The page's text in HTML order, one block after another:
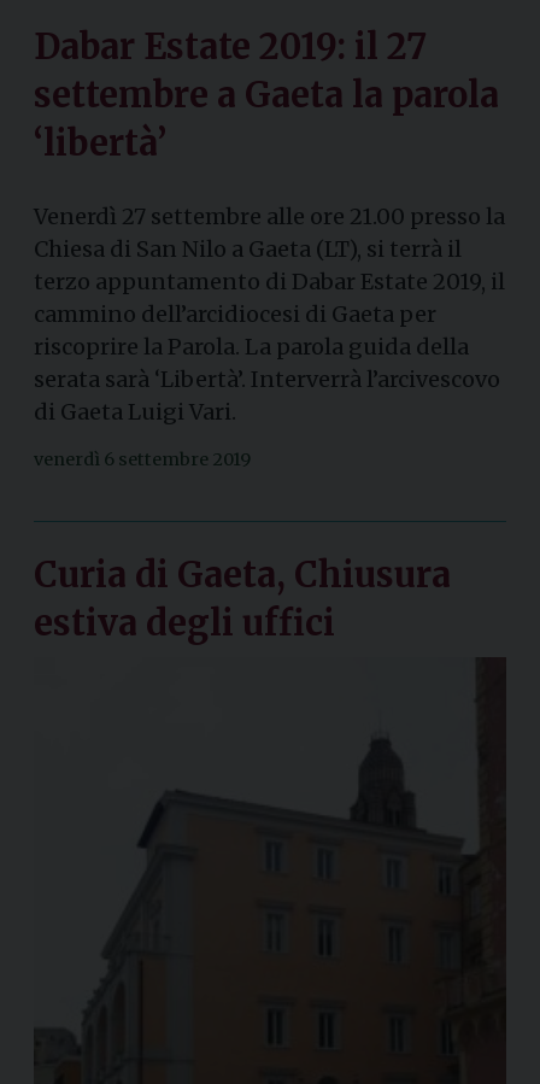
Dabar Estate 2019: il 27
settembre a Gaeta la parola
‘libertà’
Venerdì 27 settembre alle ore 21.00 presso la
Chiesa di San Nilo a Gaeta (LT), si terrà il
terzo appuntamento di Dabar Estate 2019, il
cammino dell’arcidiocesi di Gaeta per
riscoprire la Parola. La parola guida della
serata sarà ‘Libertà’. Interverrà l’arcivescovo
di Gaeta Luigi Vari.
venerdì 6 settembre 2019
Curia di Gaeta, Chiusura
estiva degli uffici